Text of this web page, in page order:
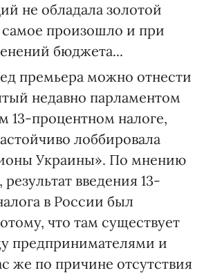
не обладала золотой
произошло и при
бюджета...
премьера можно отнести
недавно парламентом
13-процентном налоге,
лоббировала
Украины». По мнению
введения 13-
в России был
что там существует
предпринимателями и
же по причине отсутствия